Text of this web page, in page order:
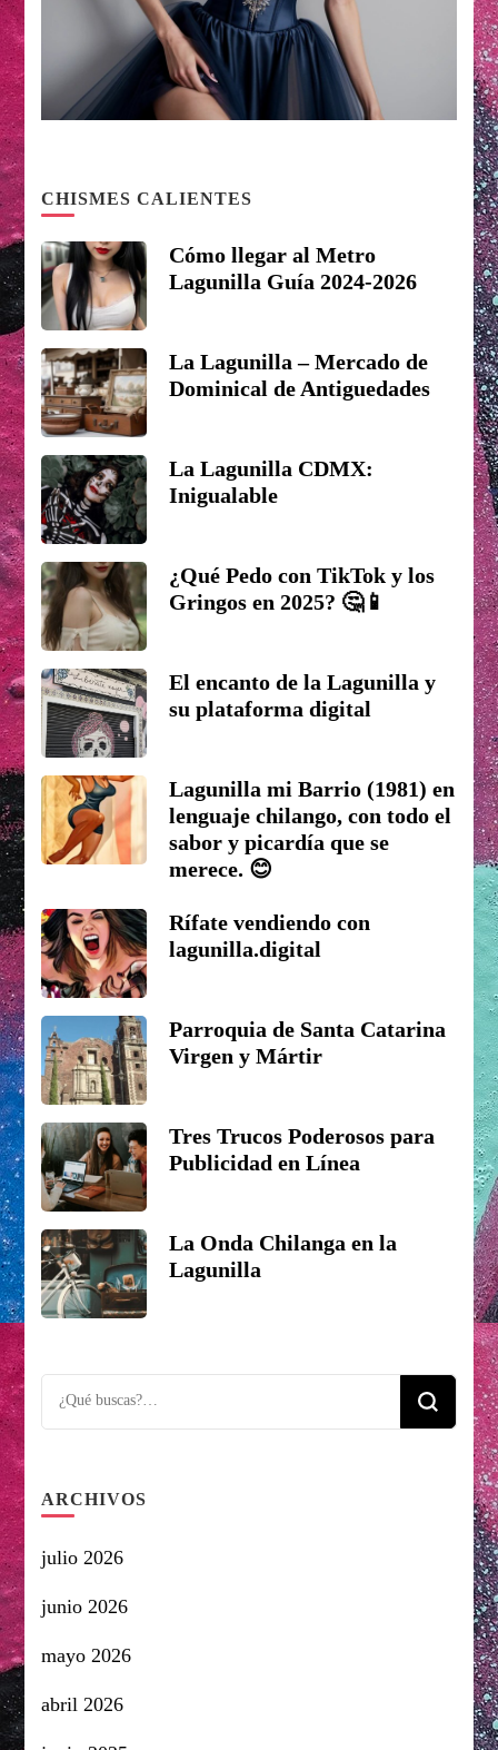
CHISMES CALIENTES
Cómo llegar al Metro
Lagunilla Guía 2024-2026
La Lagunilla – Mercado de
Dominical de Antiguedades
La Lagunilla CDMX:
Inigualable
¿Qué Pedo con TikTok y los
Gringos en 2025? 🤔📱
El encanto de la Lagunilla y
su plataforma digital
Lagunilla mi Barrio (1981) en
lenguaje chilango, con todo el
sabor y picardía que se
merece. 😊
Rífate vendiendo con
lagunilla.digital
Parroquia de Santa Catarina
Virgen y Mártir
Tres Trucos Poderosos para
Publicidad en Línea
La Onda Chilanga en la
Lagunilla
Looking
ARCHIVOS
julio 2026
junio 2026
mayo 2026
abril 2026